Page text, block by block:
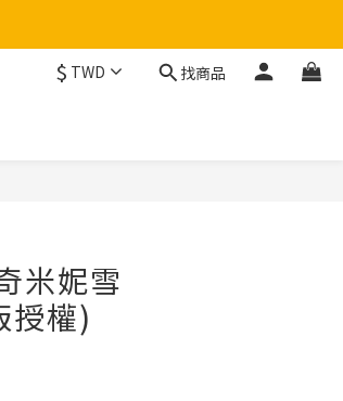
$ TWD 找商品
米妮雪
授權)